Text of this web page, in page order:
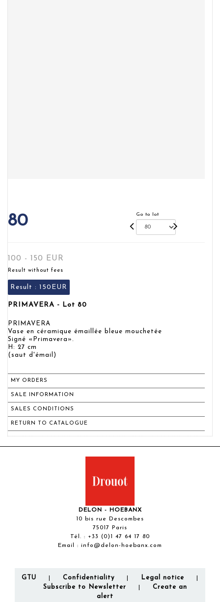
80 Go to lot
100 - 150 EUR
Result without fees
Result : 150EUR
PRIMAVERA - Lot 80
PRIMAVERA
Vase en céramique émaillée bleue mouchetée
Signé «Primavera».
H: 27 cm
(saut d'émail)
MY ORDERS
SALE INFORMATION
SALES CONDITIONS
RETURN TO CATALOGUE
DELON - HOEBANX
10 bis rue Descombes
75017 Paris
Tél. : +33 (0)1 47 64 17 80
Email : info@delon-hoebanx.com
GTU Confidentiality Legal notice
Subscribe to Newsletter
Create an
alert